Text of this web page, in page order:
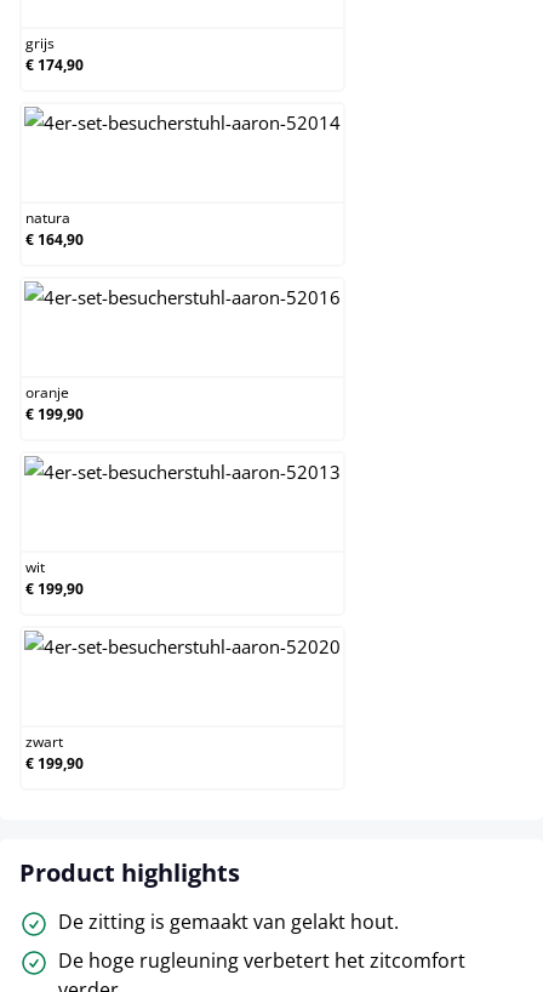
grijs
€ 174,90
natura
€ 164,90
oranje
€ 199,90
wit
€ 199,90
zwart
€ 199,90
Product highlights
De zitting is gemaakt van gelakt hout.
De hoge rugleuning verbetert het zitcomfort